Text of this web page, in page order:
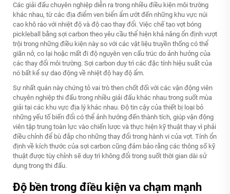
Các giải đấu chuyên nghiệp diễn ra trong nhiều điều kiện môi trường
khác nhau, từ các địa điểm ven biển ẩm ướt đến những khu vực núi
cao khô ráo với nhiệt độ và độ cao thay đổi. Việc chế tạo vợt bóng
pickleball bằng sợi carbon theo yêu cầu thể hiện khả năng ổn định vượt
trội trong những điều kiện này so với các vật liệu truyền thống có thể
giãn nở, co lại hoặc mất đi độ nguyên vẹn cấu trúc do ảnh hưởng của
các thay đổi môi trường. Sợi carbon duy trì các đặc tính hiệu suất của
nó bất kể sự dao động về nhiệt độ hay độ ẩm.
Sự nhất quán này chứng tỏ vai trò then chốt đối với các vận động viên
chuyên nghiệp thi đấu trong nhiều giải đấu khác nhau trong suốt mùa
giải tại các khu vực địa lý khác nhau. Độ tin cậy của thiết bị loại bỏ
những yếu tố biến đổi có thể ảnh hưởng đến thành tích, giúp vận động
viên tập trung toàn lực vào chiến lược và thực hiện kỹ thuật thay vì phải
điều chỉnh để bù đắp cho những thay đổi trong hành vi của vợt. Tính ổn
định về kích thước của sợi carbon cũng đảm bảo rằng các thông số kỹ
thuật được tùy chỉnh sẽ duy trì không đổi trong suốt thời gian dài sử
dụng trong thi đấu.
Độ bền trong điều kiện va chạm mạnh